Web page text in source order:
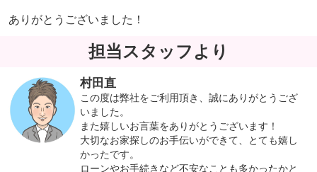
ありがとうございました！
担当スタッフより
村田直
この度は弊社をご利用頂き、誠にありがとうござ
いました。
また嬉しいお言葉をありがとうございます！
大切なお家探しのお手伝いができて、とても嬉し
かったです。
ローンやお手続きなど不安なことも多かったかと